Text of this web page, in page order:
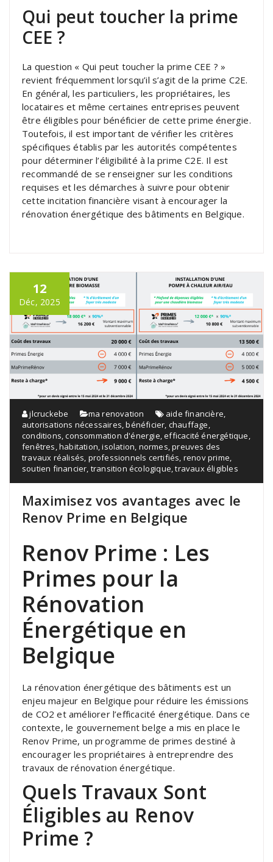
Qui peut toucher la prime
CEE ?
La question « Qui peut toucher la prime CEE ? »
revient fréquemment lorsqu’il s’agit de la prime C2E.
En général, les particuliers, les propriétaires, les
locataires et même certaines entreprises peuvent
être éligibles pour bénéficier de cette prime énergie.
Toutefois, il est important de vérifier les critères
spécifiques établis par les autorités compétentes
pour déterminer l’éligibilité à la prime C2E. Il est
recommandé de se renseigner sur les conditions
requises et les démarches à suivre pour obtenir
cette incitation financière visant à encourager la
rénovation énergétique des bâtiments en Belgique.
12
Déc, 2025
jlcruckebe ma renovation aide financière,
autorisations nécessaires,bénéficier, chauffage,
conditions,consommation d'énergie,efficacité énergétique,
fenêtres,habitation,isolation, normes,preuves des
travaux réalisés, professionnels certifiés, renov prime,
soutien financier, transition écologique,travaux éligibles
Maximisez vos avantages avec le
Renov Prime en Belgique
Renov Prime : Les
Primes pour la
Rénovation
Énergétique en
Belgique
La rénovation énergétique des bâtiments est un
enjeu majeur en Belgique pour réduire les émissions
de CO2 et améliorer l’efficacité énergétique. Dans ce
contexte, le gouvernement belge a mis en place le
Renov Prime, un programme de primes destiné à
encourager les propriétaires à entreprendre des
travaux de rénovation énergétique.
Quels Travaux Sont
Éligibles au Renov
Prime ?